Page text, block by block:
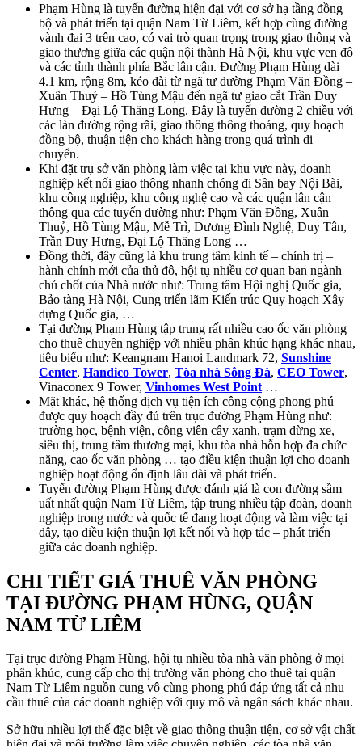
Phạm Hùng là tuyến đường hiện đại với cơ sở hạ tầng đồng
bộ và phát triển tại quận Nam Từ Liêm, kết hợp cùng đường
vành đai 3 trên cao, có vai trò quan trọng trong giao thông và
giao thương giữa các quận nội thành Hà Nội, khu vực ven đô
và các tỉnh thành phía Bắc lân cận. Đường Phạm Hùng dài
4.1 km, rộng 8m, kéo dài từ ngã tư đường Phạm Văn Đồng –
Xuân Thuỷ – Hồ Tùng Mậu đến ngã tư giao cắt Trần Duy
Hưng – Đại Lộ Thăng Long. Đây là tuyến đường 2 chiều với
các làn đường rộng rãi, giao thông thông thoáng, quy hoạch
đồng bộ, thuận tiện cho khách hàng trong quá trình di
chuyển.
Khi đặt trụ sở văn phòng làm việc tại khu vực này, doanh
nghiệp kết nối giao thông nhanh chóng đi Sân bay Nội Bài,
khu công nghiệp, khu công nghệ cao và các quận lân cận
thông qua các tuyến đường như: Phạm Văn Đồng, Xuân
Thuỷ, Hồ Tùng Mậu, Mễ Trì, Dương Đình Nghệ, Duy Tân,
Trần Duy Hưng, Đại Lộ Thăng Long …
Đồng thời, đây cũng là khu trung tâm kinh tế – chính trị –
hành chính mới của thủ đô, hội tụ nhiều cơ quan ban ngành
chủ chốt của Nhà nước như: Trung tâm Hội nghị Quốc gia,
Bảo tàng Hà Nội, Cung triển lãm Kiến trúc Quy hoạch Xây
dựng Quốc gia, …
Tại đường Phạm Hùng tập trung rất nhiều cao ốc văn phòng
cho thuê chuyên nghiệp với nhiều phân khúc hạng khác nhau,
tiêu biểu như: Keangnam Hanoi Landmark 72, Sunshine
Center, Handico Tower, Tòa nhà Sông Đà, CEO Tower,
Vinaconex 9 Tower, Vinhomes West Point …
Mặt khác, hệ thống dịch vụ tiện ích công cộng phong phú
được quy hoạch đầy đủ trên trục đường Phạm Hùng như:
trường học, bệnh viện, công viên cây xanh, trạm dừng xe,
siêu thị, trung tâm thương mại, khu tòa nhà hỗn hợp đa chức
năng, cao ốc văn phòng … tạo điều kiện thuận lợi cho doanh
nghiệp hoạt động ổn định lâu dài và phát triển.
Tuyến đường Phạm Hùng được đánh giá là con đường sầm
uất nhất quận Nam Từ Liêm, tập trung nhiều tập đoàn, doanh
nghiệp trong nước và quốc tế đang hoạt động và làm việc tại
đây, tạo điều kiện thuận lợi kết nối và hợp tác – phát triển
giữa các doanh nghiệp.
CHI TIẾT GIÁ THUÊ VĂN PHÒNG
TẠI ĐƯỜNG PHẠM HÙNG, QUẬN
NAM TỪ LIÊM
Tại trục đường Phạm Hùng, hội tụ nhiều tòa nhà văn phòng ở mọi
phân khúc, cung cấp cho thị trường văn phòng cho thuê tại quận
Nam Từ Liêm nguồn cung vô cùng phong phú đáp ứng tất cả nhu
cầu thuê của các doanh nghiệp với quy mô và ngân sách khác nhau.
Sở hữu nhiều lợi thế đặc biệt về giao thông thuận tiện, cơ sở vật chất